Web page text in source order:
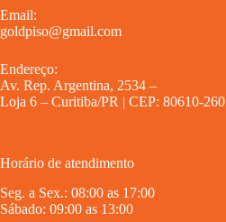
Email:
goldpiso@gmail.com
Endereço:
Av. Rep. Argentina, 2534 –
Loja 6 – Curitiba/PR | CEP: 80610-260
Horário de atendimento
Seg. a Sex.: 08:00 as 17:00
Sábado: 09:00 as 13:00